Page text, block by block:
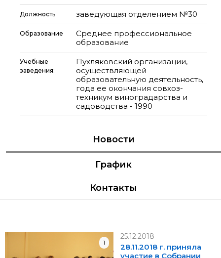
Должность заведующая отделением №30
Образование
Среднее профессиональное
образование
Учебные
заведения:
Пухляковский организации,
осуществляющей
образовательную деятельность,
года ее окончания совхоз-
техникум виноградарства и
садоводства - 1990
Новости
График
Контакты
1
25.12.2018
28.11.2018 г. приняла
участие в Собрании